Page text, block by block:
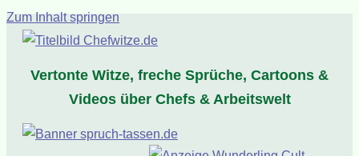
Zum Inhalt springen
Vertonte Witze, freche Sprüche, Cartoons &
Videos über Chefs & Arbeitswelt